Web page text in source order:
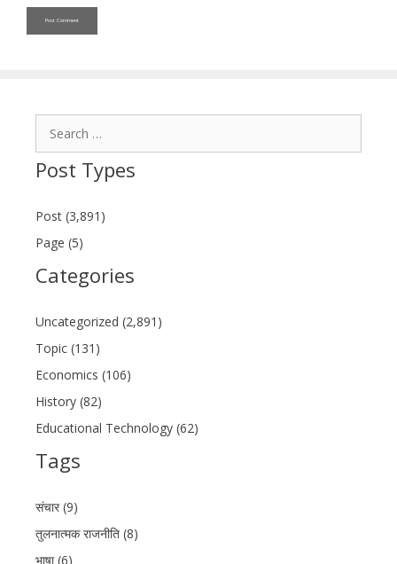
Post Types
Post (3,891)
Page (5)
Categories
Uncategorized (2,891)
Topic (131)
Economics (106)
History (82)
Educational Technology (62)
Tags
संचार (9)
तुलनात्मक राजनीति (8)
भाषा (6)